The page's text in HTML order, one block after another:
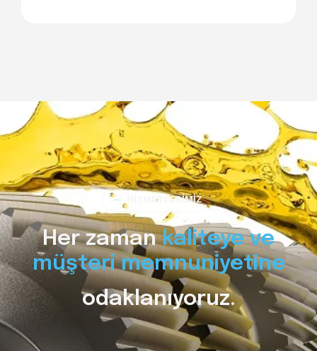
─ HİZMETLERİMİZ
Her zamankaliteye ve
müşteri memnuniyetine
odaklanıyoruz.